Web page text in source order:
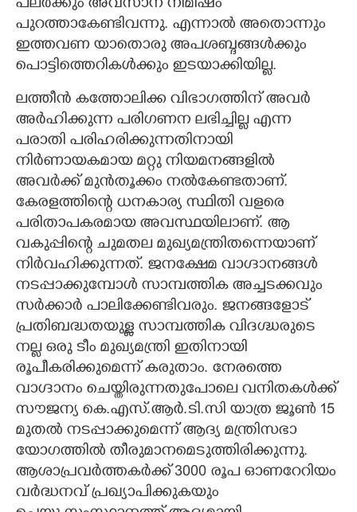
പലർക്കും അവസാന നിമിഷം
പുറത്താകേണ്ടിവന്നു. എന്നാൽ അതൊന്നും
ഇത്തവണ യാതൊരു അപശബ്ദങ്ങൾക്കും
പൊട്ടിത്തെറികൾക്കും ഇടയാക്കിയില്ല.
ലത്തീൻ കത്തോലിക്ക വിഭാഗത്തിന് അവർ
അർഹിക്കുന്ന പരിഗണന ലഭിച്ചില്ല എന്ന
പരാതി പരിഹരിക്കുന്നതിനായി
നിർണായകമായ മറ്റു നിയമനങ്ങളിൽ
അവർക്ക് മുൻതൂക്കം നൽകേണ്ടതാണ്.
കേരളത്തിന്റെ ധനകാര്യ സ്ഥിതി വളരെ
പരിതാപകരമായ അവസ്ഥയിലാണ്. ആ
വകുപ്പിന്റെ ചുമതല മുഖ്യമന്ത്രിതന്നെയാണ്
നിർവഹിക്കുന്നത്. ജനക്ഷേമ വാഗ്ദാനങ്ങൾ
നടപ്പാക്കുമ്പോൾ സാമ്പത്തിക അച്ചടക്കവും
സർക്കാർ പാലിക്കേണ്ടിവരും. ജനങ്ങളോട്
പ്രതിബദ്ധതയുള്ള സാമ്പത്തിക വിദഗ്ദ്ധരുടെ
നല്ല ഒരു ടീം മുഖ്യമന്ത്രി ഇതിനായി
രൂപീകരിക്കുമെന്ന് കരുതാം. നേരത്തെ
വാഗ്ദാനം ചെയ്തിരുന്നതുപോലെ വനിതകൾക്ക്
സൗജന്യ കെ.എസ്.ആർ.ടി.സി യാത്ര ജൂൺ 15
മുതൽ നടപ്പാക്കുമെന്ന് ആദ്യ മന്ത്രിസഭാ
യോഗത്തിൽ തീരുമാനമെടുത്തിരിക്കുന്നു.
ആശാപ്രവർത്തകർക്ക് 3000 രൂപ ഓണറേറിയം
വർദ്ധനവ് പ്രഖ്യാപിക്കുകയും
Share this link
Copy Link